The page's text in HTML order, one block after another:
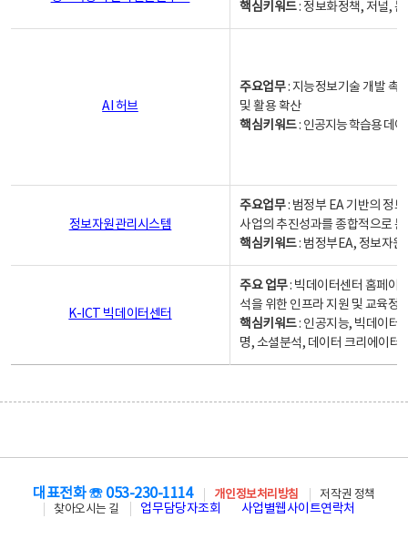
핵심키워드: 정보화정책, 저널,
AI 허브
주요업무: 지능정보기술 개발 촉
및 활용 확산
핵심키워드: 인공지능 학습용 데
정보자원관리시스템
주요업무: 범정부 EA 기반의 정
사업의 추진성과를 종합적으로
핵심키워드: 범정부EA, 정보자
K-ICT 빅데이터센터
주요 업무: 빅데이터센터 홈페이
석을 위한 인프라 지원 및 교육정
핵심키워드: 인공지능, 빅데이터,
명, 소셜분석, 데이터 크리에이터
대표전화 ☏ 053-230-1114 개인정보처리방침
저작권 정책
찾아오시는 길
업무담당자조회 사업별웹사이트연락처